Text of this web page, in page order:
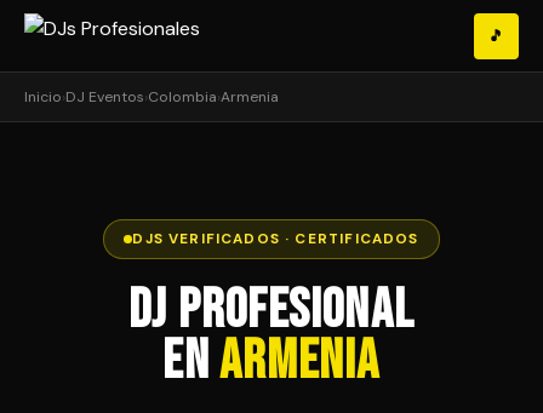
🎵
Inicio›DJ Eventos›Colombia›Armenia
DJS VERIFICADOS · CERTIFICADOS
DJ Profesional
enArmenia